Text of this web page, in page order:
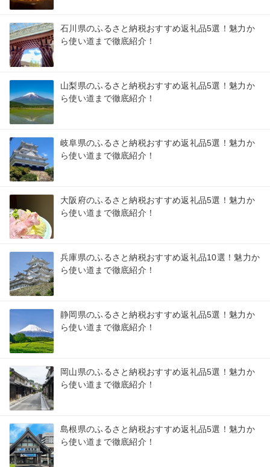
石川県のふるさと納税おすすめ返礼品5選！魅力か
ら使い道まで徹底紹介！
山梨県のふるさと納税おすすめ返礼品5選！魅力か
ら使い道まで徹底紹介！
岐阜県のふるさと納税おすすめ返礼品5選！魅力か
ら使い道まで徹底紹介！
大阪府のふるさと納税おすすめ返礼品5選！魅力か
ら使い道まで徹底紹介！
兵庫県のふるさと納税おすすめ返礼品10選！魅力か
ら使い道まで徹底紹介！
静岡県のふるさと納税おすすめ返礼品5選！魅力か
ら使い道まで徹底紹介！
岡山県のふるさと納税おすすめ返礼品5選！魅力か
ら使い道まで徹底紹介！
島根県のふるさと納税おすすめ返礼品5選！魅力か
ら使い道まで徹底紹介！